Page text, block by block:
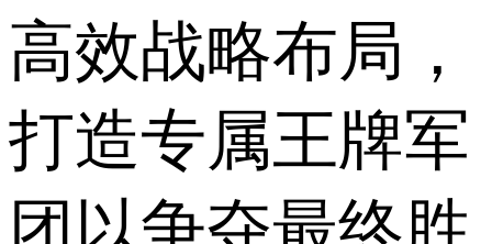
高效战略布局，
打造专属王牌军
团以争夺最终胜